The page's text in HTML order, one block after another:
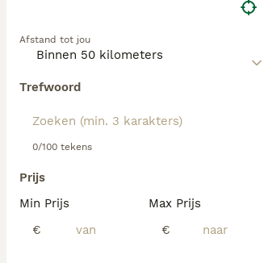
Afstand tot jou
Trefwoord
0/100 tekens
Prijs
Min Prijs
€
Max Prijs
€